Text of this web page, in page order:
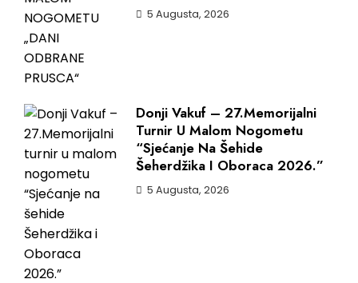
5 Augusta, 2026
Donji Vakuf – 27.Memorijalni
Turnir U Malom Nogometu
“Sjećanje Na Šehide
Šeherdžika I Oboraca 2026.”
5 Augusta, 2026